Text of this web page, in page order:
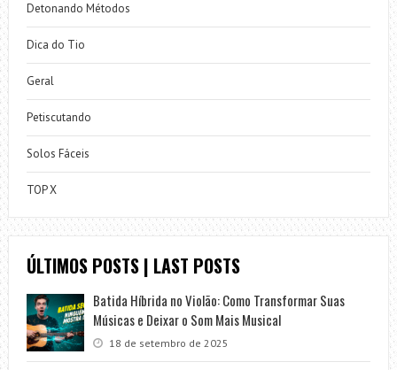
Detonando Métodos
Dica do Tio
Geral
Petiscutando
Solos Fáceis
TOP X
ÚLTIMOS POSTS | LAST POSTS
Batida Híbrida no Violão: Como Transformar Suas
Músicas e Deixar o Som Mais Musical
18 de setembro de 2025